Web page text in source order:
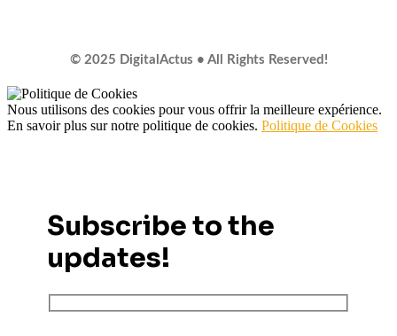
© 2025 DigitalActus • All Rights Reserved!
Nous utilisons des cookies pour vous offrir la meilleure expérience.
En savoir plus sur notre politique de cookies. Politique de Cookies
Subscribe to the
updates!